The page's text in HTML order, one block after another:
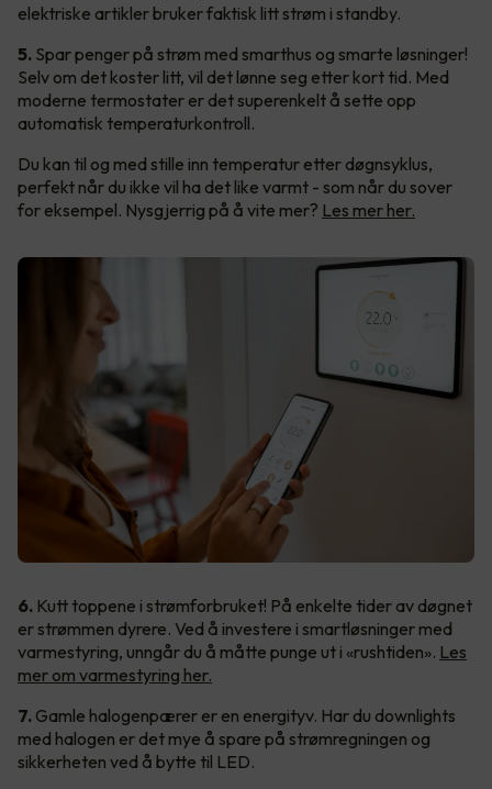
elektriske artikler bruker faktisk litt strøm i standby.
5. Spar penger på strøm med smarthus og smarte løsninger!
Selv om det koster litt, vil det lønne seg etter kort tid. Med
moderne termostater er det superenkelt å sette opp
automatisk temperaturkontroll.
Du kan til og med stille inn temperatur etter døgnsyklus,
perfekt når du ikke vil ha det like varmt - som når du sover
for eksempel. Nysgjerrig på å vite mer? Les mer her.
6. Kutt toppene i strømforbruket! På enkelte tider av døgnet
er strømmen dyrere. Ved å investere i smartløsninger med
varmestyring, unngår du å måtte punge ut i «rushtiden». Les
mer om varmestyring her.
7. Gamle halogenpærer er en energityv. Har du downlights
med halogen er det mye å spare på strømregningen og
sikkerheten ved å bytte til LED.